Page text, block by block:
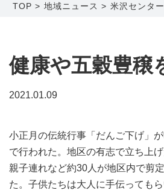
採用情報
お問い合わせ
お申し込み
〒041-0801
北海道函館市桔梗町379-31
0138-34-2525
営業時間 9:00～18:00
TOP > 地域ニュース > 米沢センター
健康や五穀豊穣
2021.01.09
小正月の伝統行事「だんご下げ」
で行われた。地区の有志で立ち上
親子連れなど約30人が地区内で剪
た。子供たちは大人に手伝っても